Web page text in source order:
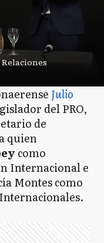
Julio
del PRO,
de
quien
como
Internacional e
Montes como